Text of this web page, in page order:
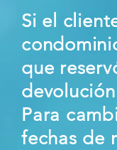
Si el
que
Para
fechas de